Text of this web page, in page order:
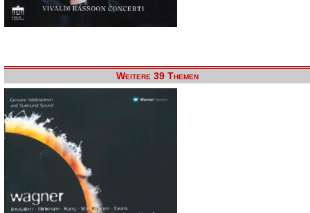
Weitere 39 Themen